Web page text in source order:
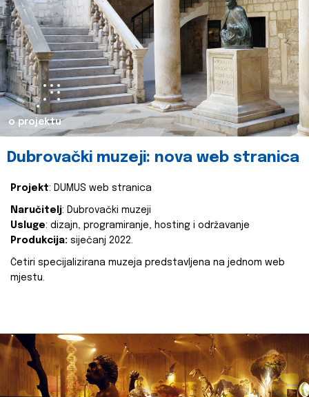
o projektu
Dubrovački muzeji: nova web stranica
Projekt: DUMUS web stranica
Naručitelj: Dubrovački muzeji
Usluge: dizajn, programiranje, hosting i održavanje
Produkcija: siječanj 2022.
Četiri specijalizirana muzeja predstavljena na jednom web
mjestu.